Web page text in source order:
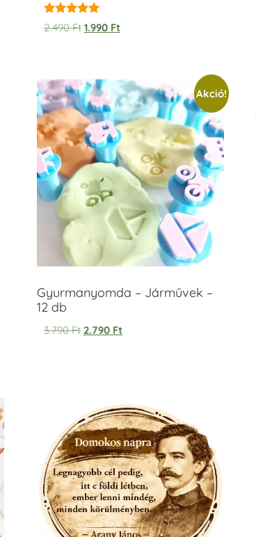
Értékelés:
5.00
2.490Ft 1.990 Ft
Akció!
Gyurmanyomda – Járművek –
12 db
3.790Ft 2.790 Ft